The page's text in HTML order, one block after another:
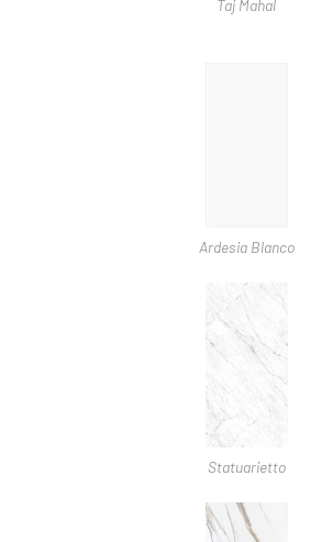
Taj Mahal
Ardesia Blanco
Statuarietto